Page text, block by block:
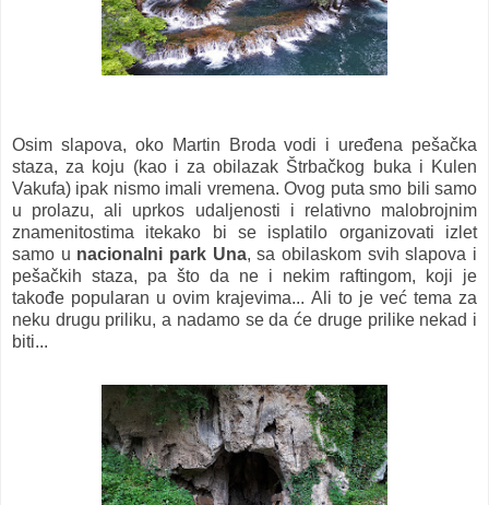
Osim slapova, oko Martin Broda vodi i uređena pešačka
staza, za koju (kao i za obilazak Štrbačkog buka i Kulen
Vakufa) ipak nismo imali vremena. Ovog puta smo bili samo
u prolazu, ali uprkos udaljenosti i relativno malobrojnim
znamenitostima itekako bi se isplatilo organizovati izlet
samo u nacionalni park Una, sa obilaskom svih slapova i
pešačkih staza, pa što da ne i nekim raftingom, koji je
takođe popularan u ovim krajevima... Ali to je već tema za
neku drugu priliku, a nadamo se da će druge prilike nekad i
biti...